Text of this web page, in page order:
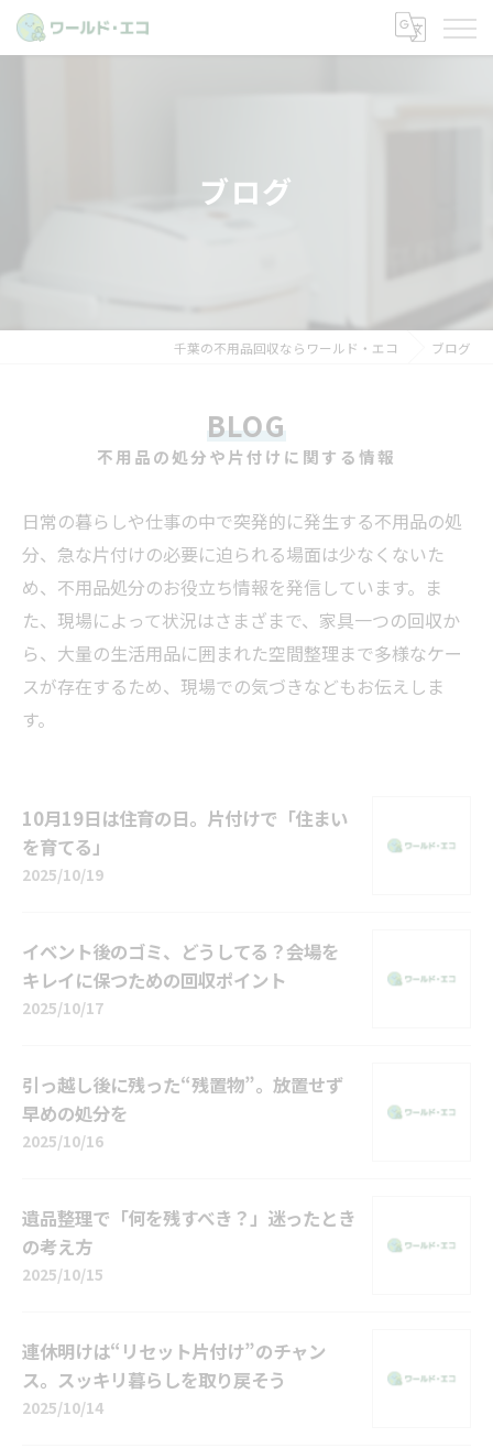
ブログ
千葉の不用品回収ならワールド・エコ ブログ
BLOG
不用品の処分や片付けに関する情報
日常の暮らしや仕事の中で突発的に発生する不用品の処
分、急な片付けの必要に迫られる場面は少なくないた
め、不用品処分のお役立ち情報を発信しています。ま
た、現場によって状況はさまざまで、家具一つの回収か
ら、大量の生活用品に囲まれた空間整理まで多様なケー
スが存在するため、現場での気づきなどもお伝えしま
す。
10月19日は住育の日。片付けで「住まい
を育てる」
2025/10/19
イベント後のゴミ、どうしてる？会場を
キレイに保つための回収ポイント
2025/10/17
引っ越し後に残った“残置物”。放置せず
早めの処分を
2025/10/16
遺品整理で「何を残すべき？」迷ったとき
の考え方
2025/10/15
連休明けは“リセット片付け”のチャン
ス。スッキリ暮らしを取り戻そう
2025/10/14